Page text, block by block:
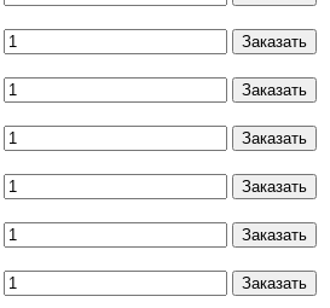
Заказать
Заказать
Заказать
Заказать
Заказать
Заказать